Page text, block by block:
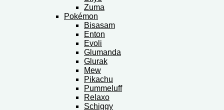
Zuma
Pokémon
Bisasam
Enton
Evoli
Glumanda
Glurak
Mew
Pikachu
Pummeluff
Relaxo
Schiggy